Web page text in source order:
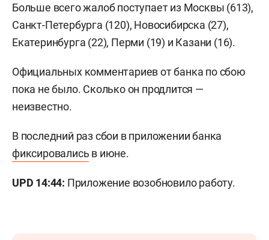
Больше всего жалоб поступает из Москвы (613),
Санкт-Петербурга (120), Новосибирска (27),
Екатеринбурга (22), Перми (19) и Казани (16).
Официальных комментариев от банка по сбою
пока не было. Сколько он продлится —
неизвестно.
В последний раз сбои в приложении банка
фиксировались в июне.
UPD 14:44: Приложение возобновило работу.